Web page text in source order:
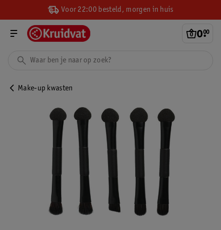
Voor 22:00 besteld, morgen in huis
0.
00
Make-up kwasten